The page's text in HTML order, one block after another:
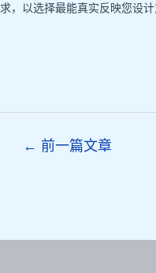
求，以选择最能真实反映您设计
← 前一篇文章